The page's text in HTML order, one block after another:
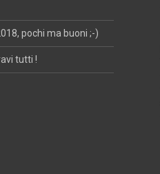
pochi ma buoni ;-)
tutti !